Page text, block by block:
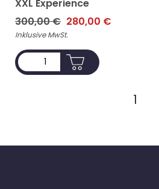
XXL Experience
300,00€ Ursprünglicher
Preis
war:
300,00 €
280,00 €
Inklusive MwSt.
1